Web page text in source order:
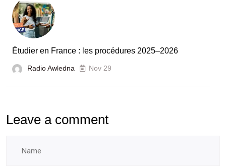
et
écoles
Étudier en France : les procédures 2025–2026
Radio Awledna Nov 29
Leave a comment